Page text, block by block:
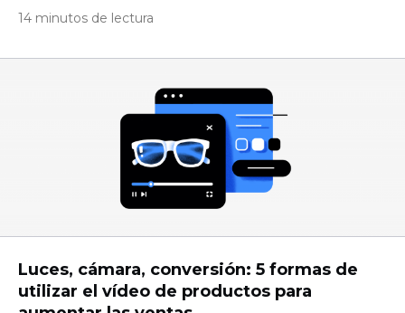
14 minutos de lectura
Luces, cámara, conversión: 5 formas de
utilizar el vídeo de productos para